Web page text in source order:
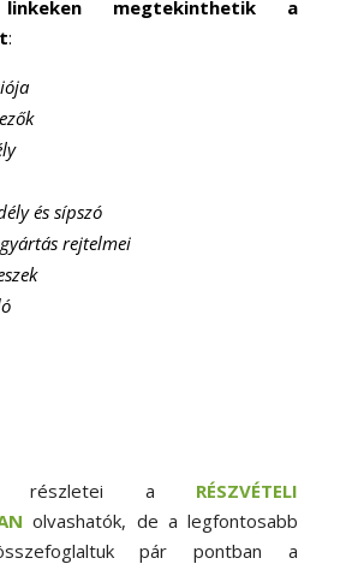
megtekinthetik a
:
és sípszó
rejtelmei
részletei a
RÉSZVÉTELI
olvashatók, de a legfontosabb
pár pontban a